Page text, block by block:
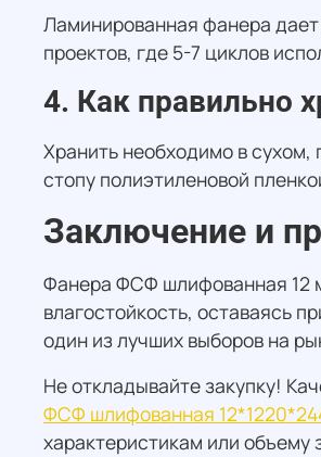
Ламинированная фанера
проектов, где 5-7 циклов
4. Как правильно
Хранить необходимо в
стопу полиэтиленовой
Заключение и
Фанера ФСФ шлифованная 12
влагостойкость, оставаясь
один из лучших выборов на
Не откладывайте закупку!
ФСФ шлифованная
характеристикам или